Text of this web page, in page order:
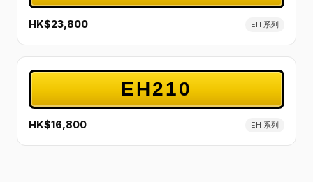
HK$23,800 EH 系列
EH210
HK$16,800 EH 系列